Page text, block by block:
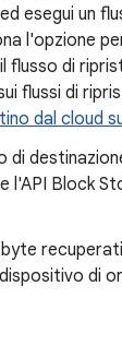
esegui un
l'opzione
flusso di
flussi di
dal cloud
di
l'API Block
di